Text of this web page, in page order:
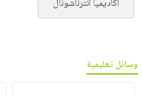
أكاديميا انترناشونال
وسائل تعليمية